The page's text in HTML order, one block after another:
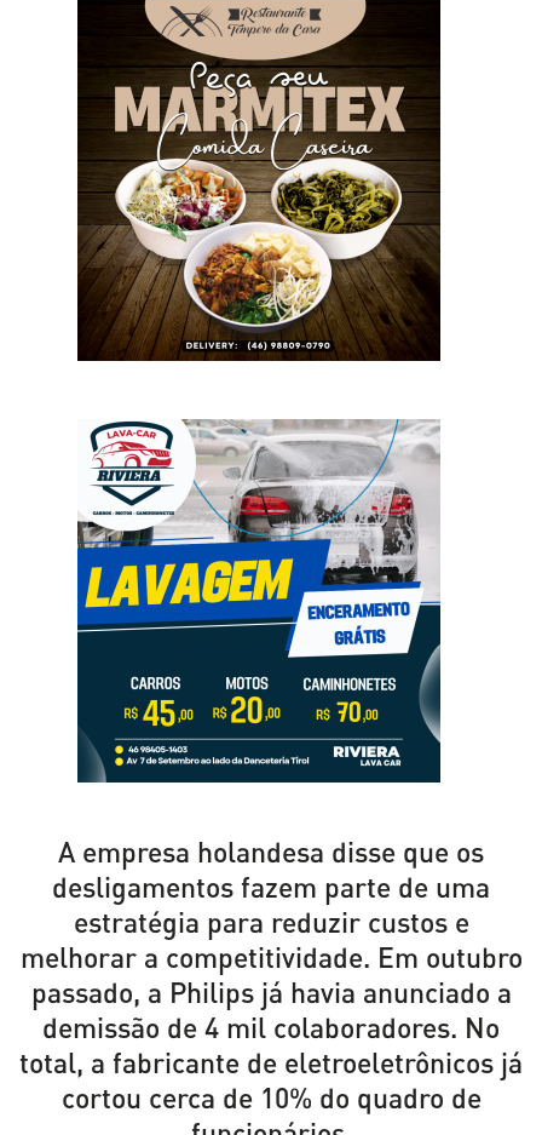
A empresa holandesa disse que os
desligamentos fazem parte de uma
estratégia para reduzir custos e
melhorar a competitividade. Em outubro
passado, a Philips já havia anunciado a
demissão de 4 mil colaboradores. No
total, a fabricante de eletroeletrônicos já
cortou cerca de 10% do quadro de